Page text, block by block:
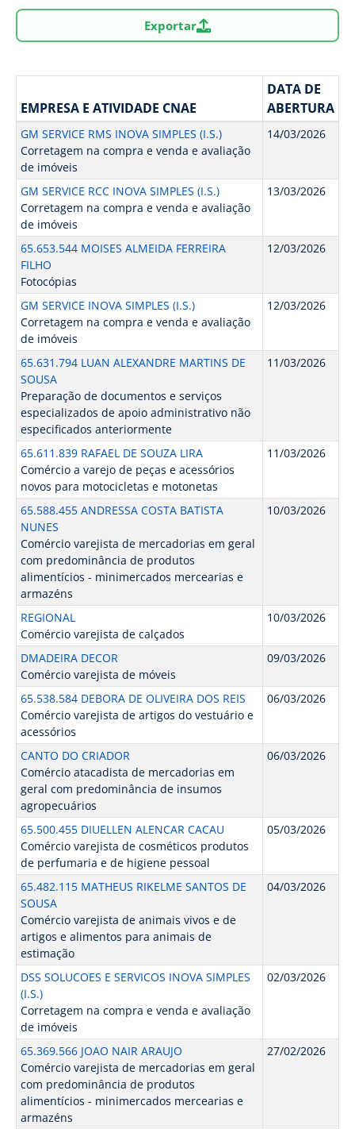
Exportar
EMPRESA E ATIVIDADE CNAE
DATA DE
ABERTURA
GM SERVICE RMS INOVA SIMPLES (I.S.)
Corretagem na compra e venda e avaliação
de imóveis
14/03/2026
GM SERVICE RCC INOVA SIMPLES (I.S.)
Corretagem na compra e venda e avaliação
de imóveis
13/03/2026
65.653.544 MOISES ALMEIDA FERREIRA
FILHO
Fotocópias
12/03/2026
GM SERVICE INOVA SIMPLES (I.S.)
Corretagem na compra e venda e avaliação
de imóveis
12/03/2026
65.631.794 LUAN ALEXANDRE MARTINS DE
SOUSA
Preparação de documentos e serviços
especializados de apoio administrativo não
especificados anteriormente
11/03/2026
65.611.839 RAFAEL DE SOUZA LIRA
Comércio a varejo de peças e acessórios
novos para motocicletas e motonetas
11/03/2026
65.588.455 ANDRESSA COSTA BATISTA
NUNES
Comércio varejista de mercadorias em geral
com predominância de produtos
alimentícios - minimercados mercearias e
armazéns
10/03/2026
REGIONAL
Comércio varejista de calçados
10/03/2026
DMADEIRA DECOR
Comércio varejista de móveis
09/03/2026
65.538.584 DEBORA DE OLIVEIRA DOS REIS
Comércio varejista de artigos do vestuário e
acessórios
06/03/2026
CANTO DO CRIADOR
Comércio atacadista de mercadorias em
geral com predominância de insumos
agropecuários
06/03/2026
65.500.455 DIUELLEN ALENCAR CACAU
Comércio varejista de cosméticos produtos
de perfumaria e de higiene pessoal
05/03/2026
65.482.115 MATHEUS RIKELME SANTOS DE
SOUSA
Comércio varejista de animais vivos e de
artigos e alimentos para animais de
estimação
04/03/2026
DSS SOLUCOES E SERVICOS INOVA SIMPLES
(I.S.)
Corretagem na compra e venda e avaliação
de imóveis
02/03/2026
65.369.566 JOAO NAIR ARAUJO
Comércio varejista de mercadorias em geral
com predominância de produtos
alimentícios - minimercados mercearias e
armazéns
27/02/2026